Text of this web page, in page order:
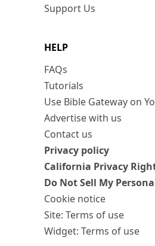
Support Us
HELP
FAQs
Tutorials
Use Bible Gateway on
Advertise with us
Contact us
Privacy policy
California Privacy
Do Not Sell My
Cookie notice
Site: Terms of use
Widget: Terms of use